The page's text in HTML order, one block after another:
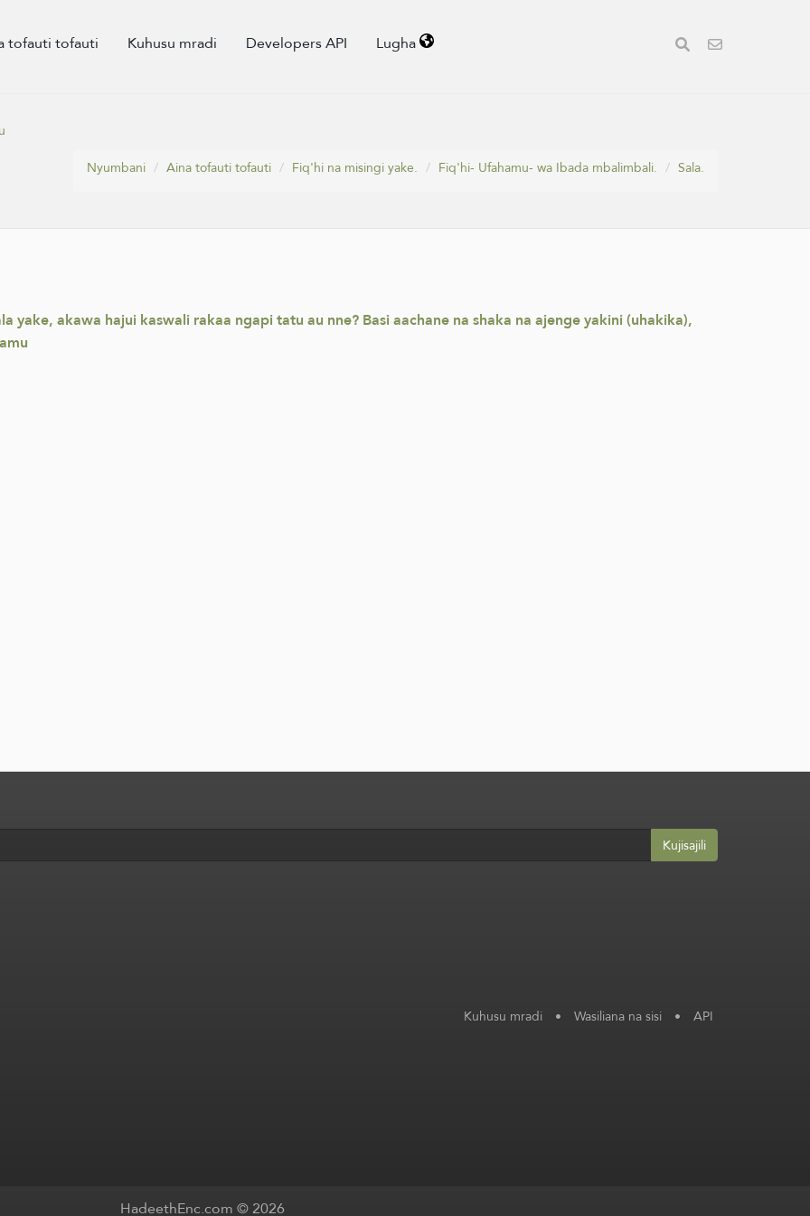
tofauti tofauti Kuhusu mradi Developers API Lugha
Nyumbani
Aina tofauti tofauti Fiq'hi na misingi yake. Fiq'hi- Ufahamu- wa Ibada mbalimbali. Sala.
akawa hajui kaswali rakaa ngapi tatu au nne? Basi aachane na shaka na ajenge yakini (uhakika),
Kujisajili
Kuhusu mradi • Wasiliana na sisi • API
HadeethEnc.com © 2026